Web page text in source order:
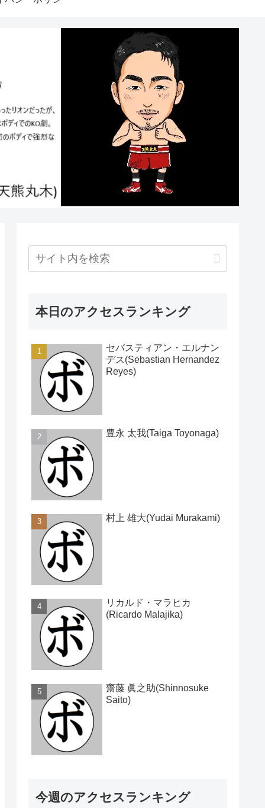
本日のアクセスランキング
セバスティアン・エルナン
デス(Sebastian Hernandez
Reyes)
豊永 太我(Taiga Toyonaga)
村上 雄大(Yudai Murakami)
リカルド・マラヒカ
(Ricardo Malajika)
齋藤 眞之助(Shinnosuke
Saito)
今週のアクセスランキング